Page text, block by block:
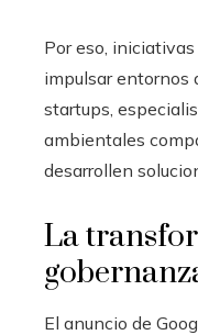
Por eso,
impulsar entornos
startups,
ambientales
desarrollen
La
El anuncio de